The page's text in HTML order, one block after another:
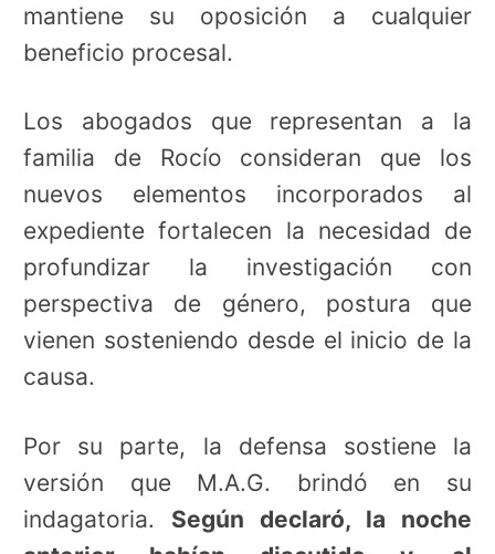
mantiene su oposición a cualquier
beneficio procesal.
Los abogados que representan a la
familia de Rocío consideran que los
nuevos elementos incorporados al
expediente fortalecen la necesidad de
profundizar la investigación con
perspectiva de género, postura que
vienen sosteniendo desde el inicio de la
causa.
Por su parte, la defensa sostiene la
versión que M.A.G. brindó en su
indagatoria. Según declaró, la noche